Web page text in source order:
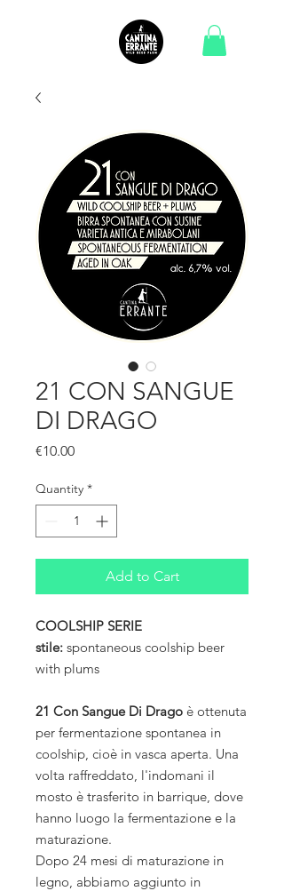
21 CON SANGUE
DI DRAGO
€10.00Price
Quantity *
Add to Cart
COOLSHIP SERIE
stile: spontaneous coolship beer
with plums
21 Con Sangue Di Drago è ottenuta
per fermentazione spontanea in
coolship, cioè in vasca aperta. Una
volta raffreddato, l'indomani il
mosto è trasferito in barrique, dove
hanno luogo la fermentazione e la
maturazione.
Dopo 24 mesi di maturazione in
legno, abbiamo aggiunto in